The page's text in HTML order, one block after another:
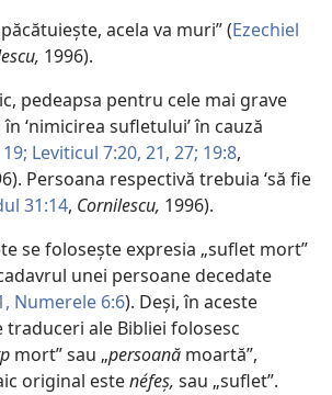
acela va muri” (Ezechiel
1996).
pedeapsa pentru cele mai grave
‘nimicirea sufletului’ în cauză
19; Leviticul 7:20, 21, 27; 19:8,
Persoana respectivă trebuia ‘să fie
31:14, Cornilescu, 1996).
se folosește expresia „suflet mort”
unei persoane decedate
Numerele 6:6). Deși, în aceste
traduceri ale Bibliei folosesc
mort” sau „persoană moartă”,
original estenéfeș, sau „suflet”.